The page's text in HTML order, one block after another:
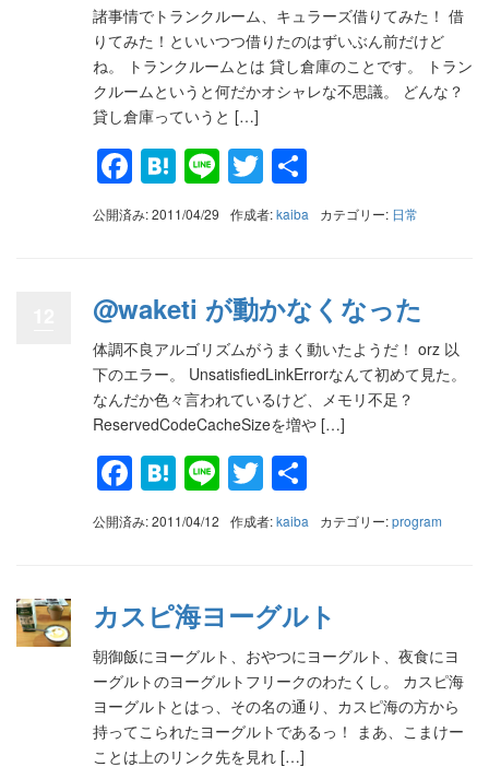
諸事情でトランクルーム、キュラーズ借りてみた！ 借
りてみた！といいつつ借りたのはずいぶん前だけど
ね。 トランクルームとは 貸し倉庫のことです。 トラン
クルームというと何だかオシャレな不思議。 どんな？
貸し倉庫っていうと […]
Facebook
Hatena
LineTwitter
有
公開済み: 2011/04/29 作成者:kaiba カテゴリー: 日常
@waketi が動かなくなった
体調不良アルゴリズムがうまく動いたようだ！ orz 以
下のエラー。 UnsatisfiedLinkErrorなんて初めて見た。
なんだか色々言われているけど、メモリ不足？
ReservedCodeCacheSizeを増や […]
Facebook
Hatena
LineTwitter
有
公開済み: 2011/04/12 作成者:kaiba カテゴリー:program
カスピ海ヨーグルト
朝御飯にヨーグルト、おやつにヨーグルト、夜食にヨ
ーグルトのヨーグルトフリークのわたくし。 カスピ海
ヨーグルトとはっ、その名の通り、カスピ海の方から
持ってこられたヨーグルトであるっ！ まあ、こまけー
ことは上のリンク先を見れ […]